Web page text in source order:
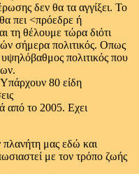
δεν θα τα αγγίξει. Το
πει <πρόεδρε ή
τη θέλουμε τώρα διότι
σήμερα πολιτικός. Οπως
πολιτικός που
από το 2005. Εχει
πλανήτη μας εδώ και
με τον τρόπο ζωής